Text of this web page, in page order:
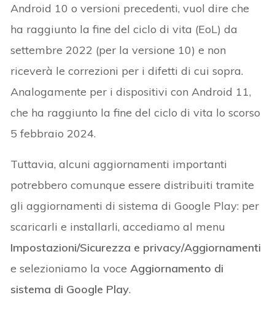
Android 10 o versioni precedenti, vuol dire che
ha raggiunto la fine del ciclo di vita (EoL) da
settembre 2022 (per la versione 10) e non
riceverà le correzioni per i difetti di cui sopra.
Analogamente per i dispositivi con Android 11,
che ha raggiunto la fine del ciclo di vita lo scorso
5 febbraio 2024.
Tuttavia, alcuni aggiornamenti importanti
potrebbero comunque essere distribuiti tramite
gli aggiornamenti di sistema di Google Play: per
scaricarli e installarli, accediamo al menu
Impostazioni/Sicurezza e privacy/Aggiornamenti
e selezioniamo la voceAggiornamento di
sistema di Google Play.